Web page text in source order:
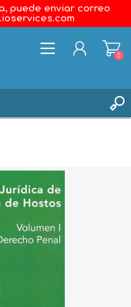
puede enviar correo
0